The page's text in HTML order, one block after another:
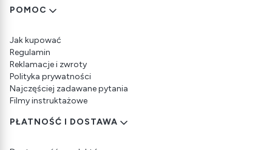
Linki w stopce
POMOC
Jak kupować
Regulamin
Reklamacje i zwroty
Polityka prywatności
Najczęściej zadawane pytania
Filmy instruktażowe
PŁATNOŚĆ I DOSTAWA